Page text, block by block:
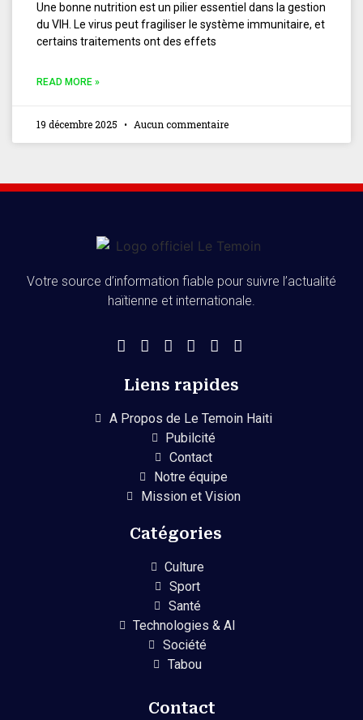
Une bonne nutrition est un pilier essentiel dans la gestion
du VIH. Le virus peut fragiliser le système immunitaire, et
certains traitements ont des effets
READ MORE »
19 décembre 2025 Aucun commentaire
Votre source d’information fiable pour suivre l’actualité
haïtienne et internationale.
Liens rapides
A Propos de Le Temoin Haiti
Pubilcité
Contact
Notre équipe
Mission et Vision
Catégories
Culture
Sport
Santé
Technologies & AI
Société
Tabou
Contact